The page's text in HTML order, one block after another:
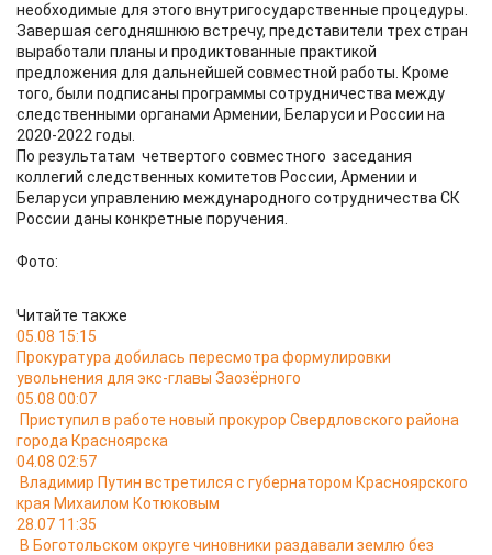
необходимые для этого внутригосударственные процедуры.
Завершая сегодняшнюю встречу, представители трех стран
выработали планы и продиктованные практикой
предложения для дальнейшей совместной работы. Кроме
того, были подписаны программы сотрудничества между
следственными органами Армении, Беларуси и России на
2020-2022 годы.
По результатам четвертого совместного заседания
коллегий следственных комитетов России, Армении и
Беларуси управлению международного сотрудничества СК
России даны конкретные поручения.
Фото:
Читайте также
05.08 15:15
Прокуратура добилась пересмотра формулировки
увольнения для экс-главы Заозёрного
05.08 00:07
Приступил в работе новый прокурор Свердловского района
города Красноярска
04.08 02:57
Владимир Путин встретился с губернатором Красноярского
края Михаилом Котюковым
28.07 11:35
В Боготольском округе чиновники раздавали землю без